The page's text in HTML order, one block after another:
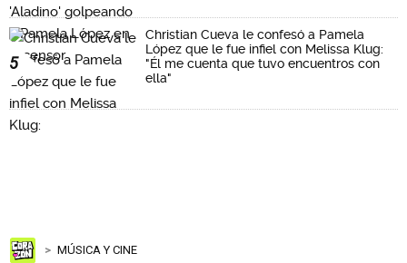
5
Christian Cueva le confesó a Pamela
López que le fue infiel con Melissa Klug:
"Él me cuenta que tuvo encuentros con
ella"
MÚSICA Y CINE